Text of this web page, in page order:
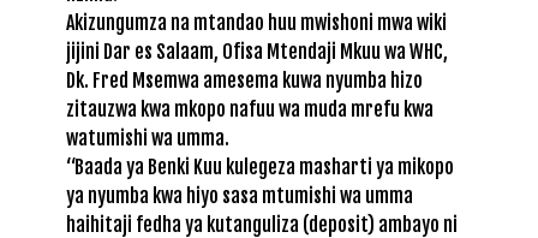
Akizungumza na mtandao huu mwishoni mwa wiki
jijini Dar es Salaam, Ofisa Mtendaji Mkuu wa WHC,
Dk. Fred Msemwa amesema kuwa nyumba hizo
zitauzwa kwa mkopo nafuu wa muda mrefu kwa
watumishi wa umma.
“Baada ya Benki Kuu kulegeza masharti ya mikopo
ya nyumba kwa hiyo sasa mtumishi wa umma
haihitaji fedha ya kutanguliza (deposit) ambayo ni